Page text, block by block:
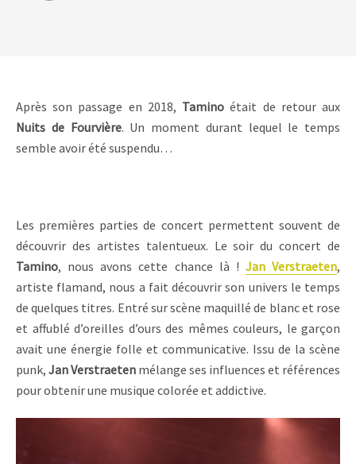
Après son passage en 2018, Tamino était de retour aux
Nuits de Fourvière. Un moment durant lequel le temps
semble avoir été suspendu…
Les premières parties de concert permettent souvent de
découvrir des artistes talentueux. Le soir du concert de
Tamino, nous avons cette chance là ! Jan Verstraeten,
artiste flamand, nous a fait découvrir son univers le temps
de quelques titres. Entré sur scène maquillé de blanc et rose
et affublé d’oreilles d’ours des mêmes couleurs, le garçon
avait une énergie folle et communicative. Issu de la scène
punk, Jan Verstraeten mélange ses influences et références
pour obtenir une musique colorée et addictive.